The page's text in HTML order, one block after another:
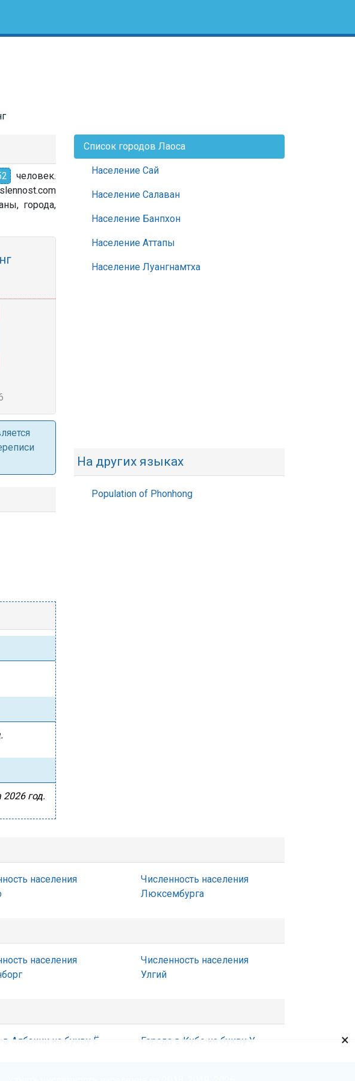
человек.
города,
год.
Список городов Лаоса
Население Сай
Население Салаван
Население Банпхон
Население Аттапы
Население Луангнамтха
На других языках
Population of Phonhong
населения
Численность населения
Люксембурга
населения
Численность населения
Улгий
в Албании на букву Ё Города в Кубе на букву У ×